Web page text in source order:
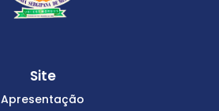
Site
Apresentação